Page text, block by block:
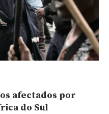
afectados por
do Sul